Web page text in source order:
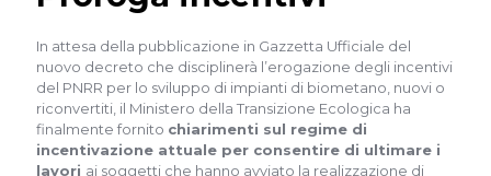
In attesa della pubblicazione in Gazzetta Ufficiale del
nuovo decreto che disciplinerà l’erogazione degli incentivi
del PNRR per lo sviluppo di impianti di biometano, nuovi o
riconvertiti, il Ministero della Transizione Ecologica ha
finalmente fornito chiarimenti sul regime di
incentivazione attuale per consentire di ultimare i
lavori ai soggetti che hanno avviato la realizzazione di